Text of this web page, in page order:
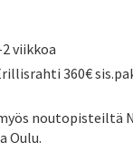
viikkoa
360€
noutopisteiltä
Oulu.